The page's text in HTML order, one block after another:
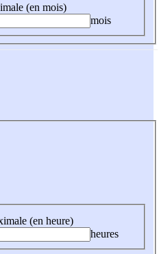
(en mois)
mois
(en heure)
heures